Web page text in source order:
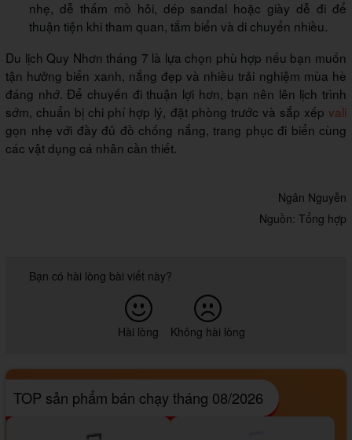
nhẹ, dễ thấm mồ hôi, dép sandal hoặc giày dễ đi để
thuận tiện khi tham quan, tắm biển và di chuyển nhiều.
Du lịch Quy Nhơn tháng 7 là lựa chọn phù hợp nếu bạn muốn
tận hưởng biển xanh, nắng đẹp và nhiều trải nghiệm mùa hè
đáng nhớ. Để chuyến đi thuận lợi hơn, bạn nên lên lịch trình
sớm, chuẩn bị chi phí hợp lý, đặt phòng trước và sắp xếp vali
gọn nhẹ với đầy đủ đồ chống nắng, trang phục đi biển cùng
các vật dụng cá nhân cần thiết.
Ngân Nguyễn
Nguồn: Tổng hợp
Bạn có hài lòng bài viết này?
Hài lòng Không hài lòng
TOP sản phẩm bán chạy tháng 08/2026